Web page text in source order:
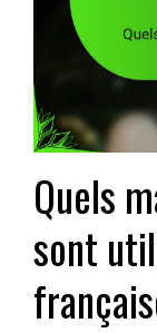
Quels
sont